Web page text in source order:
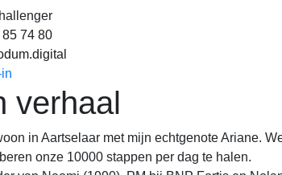
74 80
verhaal
in Aartselaar met mijn echtgenote Ariane.
onze 10000 stappen per dag te halen.